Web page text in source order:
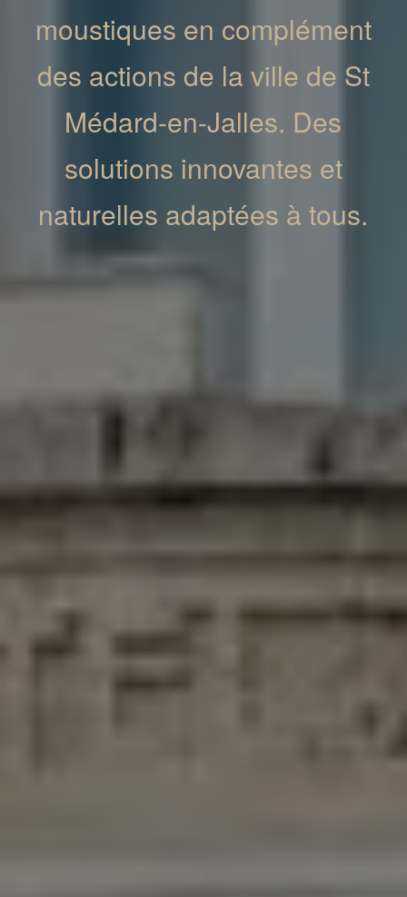
moustiques en complément
des actions de la ville de St
Médard-en-Jalles. Des
solutions innovantes et
naturelles adaptées à tous.